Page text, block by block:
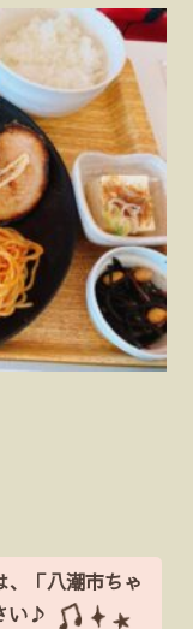
「八潮市ちゃ
い♪